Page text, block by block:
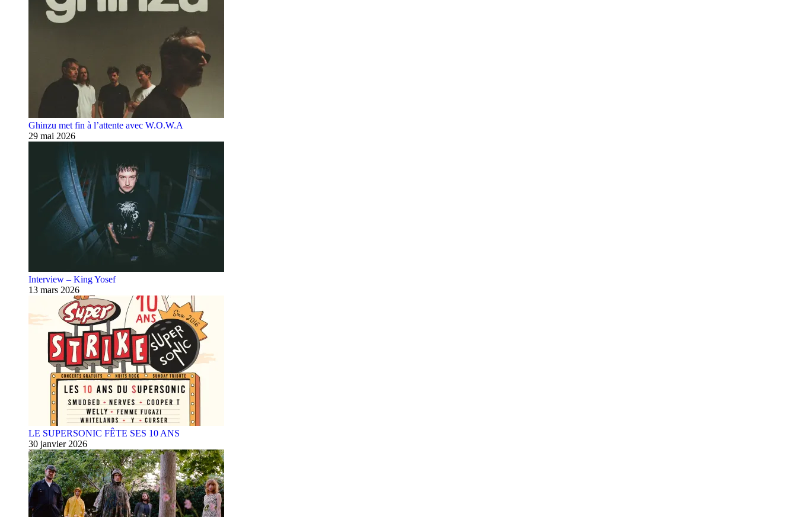
Ghinzu met fin à l’attente avec W.O.W.A
29 mai 2026
Interview – King Yosef
13 mars 2026
LE SUPERSONIC FÊTE SES 10 ANS
30 janvier 2026